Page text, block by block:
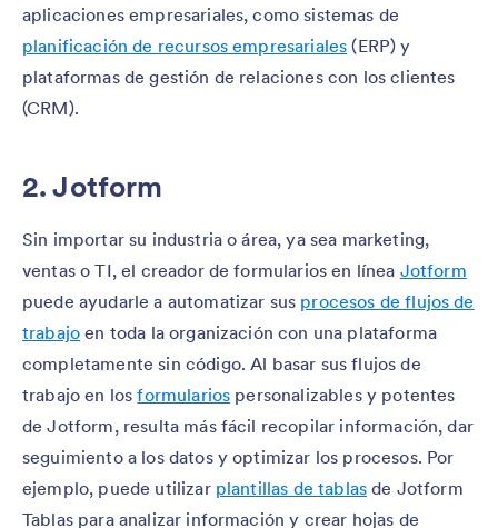
aplicaciones empresariales, como sistemas de
planificación de recursos empresariales (ERP) y
plataformas de gestión de relaciones con los clientes
(CRM).
2. Jotform
Sin importar su industria o área, ya sea marketing,
ventas o TI, el creador de formularios en línea Jotform
puede ayudarle a automatizar sus procesos de flujos de
trabajo en toda la organización con una plataforma
completamente sin código. Al basar sus flujos de
trabajo en losformularios personalizables y potentes
de Jotform, resulta más fácil recopilar información, dar
seguimiento a los datos y optimizar los procesos. Por
ejemplo, puede utilizar plantillas de tablas de Jotform
Tablas para analizar información y crear hojas de